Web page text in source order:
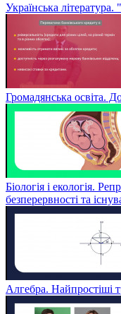
Українська
Громадянська освіта.
Біологія і екологія.
безперервності та
Алгебра. Найпростіші